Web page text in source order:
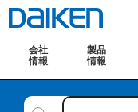
会社
情報
製品
情報